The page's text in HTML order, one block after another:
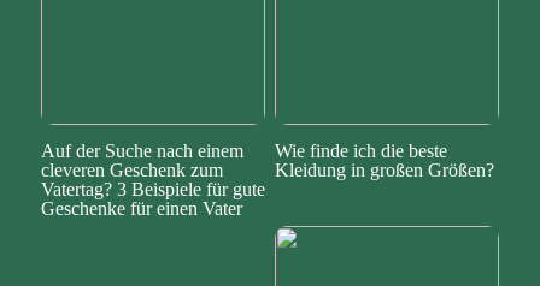
Auf der Suche nach einem
cleveren Geschenk zum
Vatertag? 3 Beispiele für gute
Geschenke für einen Vater
Wie finde ich die beste
Kleidung in großen Größen?